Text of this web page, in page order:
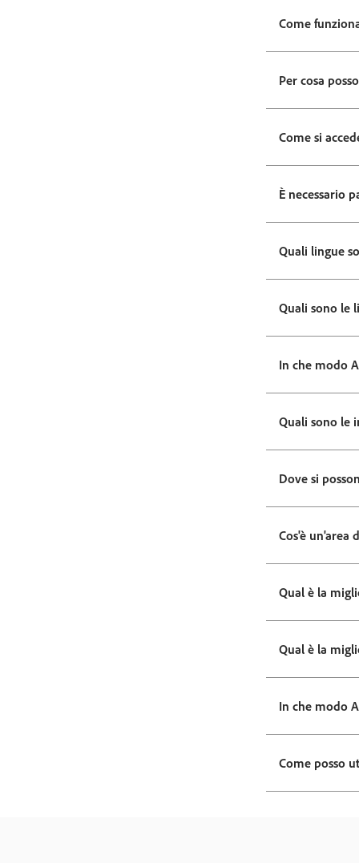
Come
Per cosa
Come si
È necessario
Quali lingue
Quali sono le
In che modo
Quali sono le
Dove si
Cos'è un'area
Qual è la
Qual è la
In che modo
Come posso